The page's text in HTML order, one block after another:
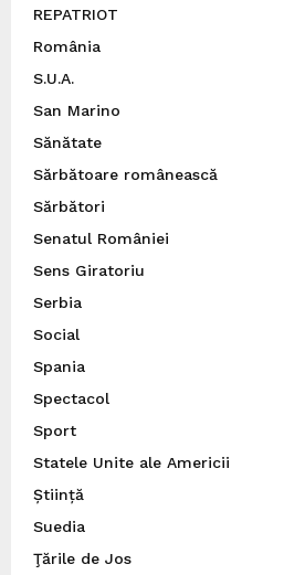
REPATRIOT
România
S.U.A.
San Marino
Sănătate
Sărbătoare românească
Sărbători
Senatul României
Sens Giratoriu
Serbia
Social
Spania
Spectacol
Sport
Statele Unite ale Americii
Știință
Suedia
Ţările de Jos